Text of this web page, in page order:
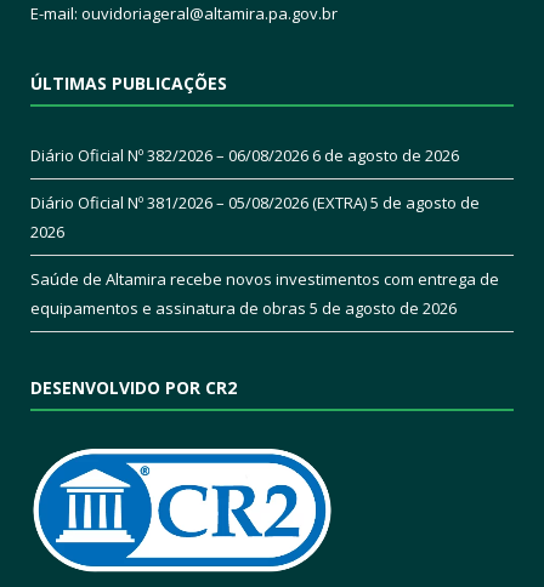
E-mail: ouvidoriageral@altamira.pa.gov.br
ÚLTIMAS PUBLICAÇÕES
Diário Oficial Nº 382/2026 – 06/08/20266 de agosto de 2026
Diário Oficial Nº 381/2026 – 05/08/2026 (EXTRA)5 de agosto de
2026
Saúde de Altamira recebe novos investimentos com entrega de
equipamentos e assinatura de obras 5 de agosto de 2026
DESENVOLVIDO POR CR2